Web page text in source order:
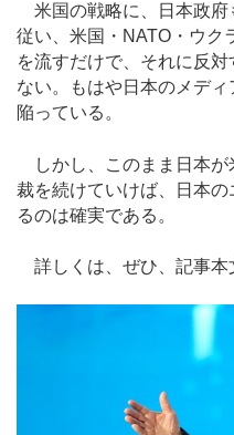
米国の戦略に、日本政府
従い、米国・NATO・ウク
を流すだけで、それに反
ない。もはや日本のメデ
陥っている。
しかし、このまま日本が
裁を続けていけば、日本
るのは確実である。
詳しくは、ぜひ、記事本